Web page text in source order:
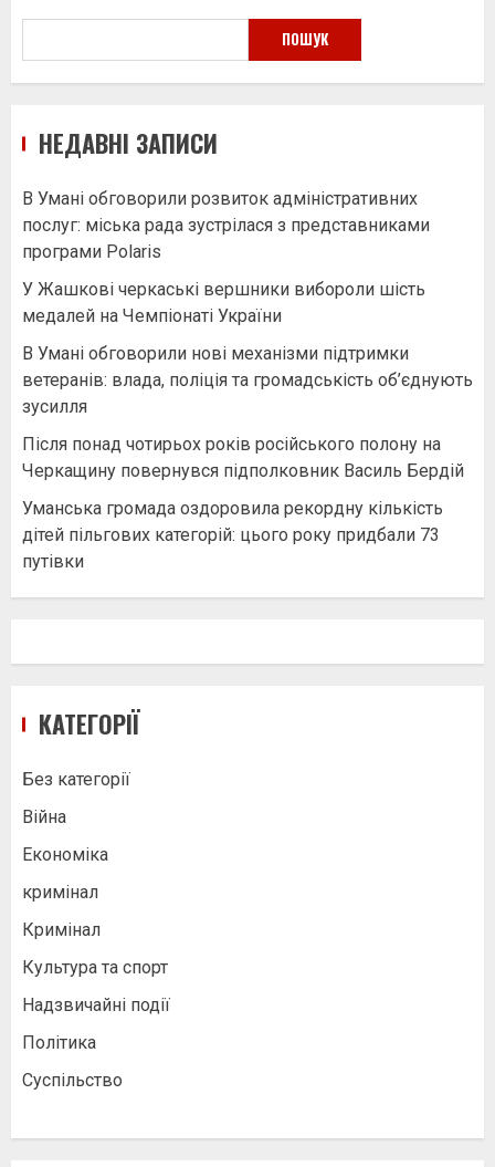
ПОШУК
НЕДАВНІ ЗАПИСИ
В Умані обговорили розвиток адміністративних
послуг: міська рада зустрілася з представниками
програми Polaris
У Жашкові черкаські вершники вибороли шість
медалей на Чемпіонаті України
В Умані обговорили нові механізми підтримки
ветеранів: влада, поліція та громадськість об’єднують
зусилля
Після понад чотирьох років російського полону на
Черкащину повернувся підполковник Василь Бердій
Уманська громада оздоровила рекордну кількість
дітей пільгових категорій: цього року придбали 73
путівки
КАТЕГОРІЇ
Без категорії
Війна
Економіка
кримінал
Кримінал
Культура та спорт
Надзвичайні події
Політика
Суспільство